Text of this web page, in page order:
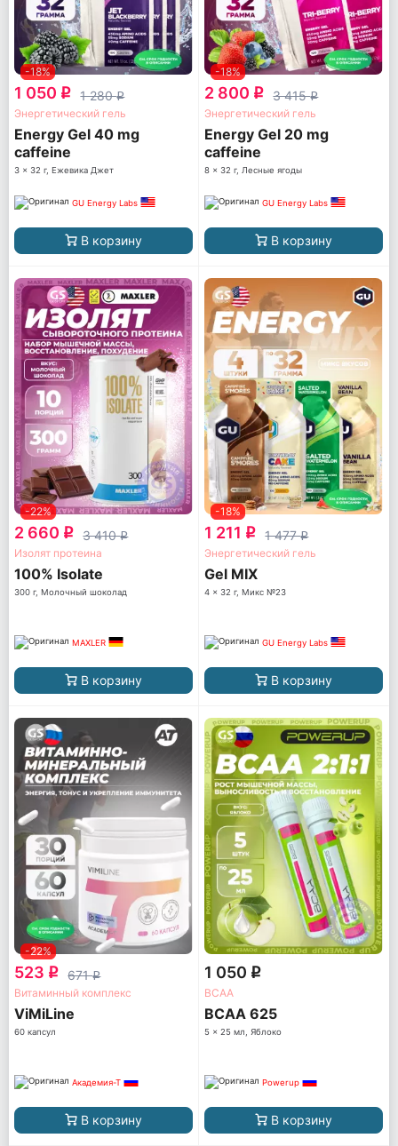
-18%
1 050 q 1 280q
Энергетический гель
Energy Gel 40 mg
caffeine
3 x 32 г, Ежевика Джет
GU Energy Labs
В корзину
-18%
2 800 q 3 415q
Энергетический гель
Energy Gel 20 mg
caffeine
8 x 32 г, Лесные ягоды
GU Energy Labs
В корзину
-22%
2 660 q 3 410q
Изолят протеина
100% Isolate
300 г, Молочный шоколад
MAXLER
В корзину
-18%
1 211 q 1 477q
Энергетический гель
Gel MIX
4 x 32 г, Микс №23
GU Energy Labs
В корзину
-22%
523 q 671q
Витаминный комплекс
ViMiLine
60 капсул
Академия-Т
В корзину
1 050 q
ВСАА
BCAA 625
5 x 25 мл, Яблоко
Powerup
В корзину